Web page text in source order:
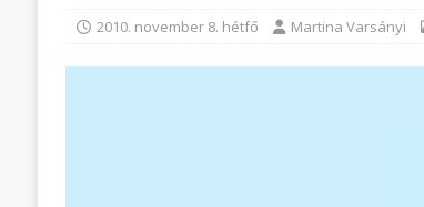
2010. november 8. hétfő Martina Varsányi